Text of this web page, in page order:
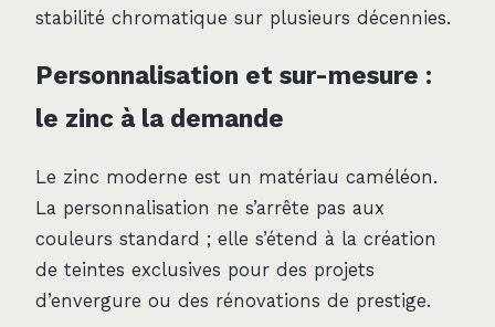
stabilité chromatique sur plusieurs décennies.
Personnalisation et sur-mesure :
le zinc à la demande
Le zinc moderne est un matériau caméléon.
La personnalisation ne s’arrête pas aux
couleurs standard ; elle s’étend à la création
de teintes exclusives pour des projets
d’envergure ou des rénovations de prestige.